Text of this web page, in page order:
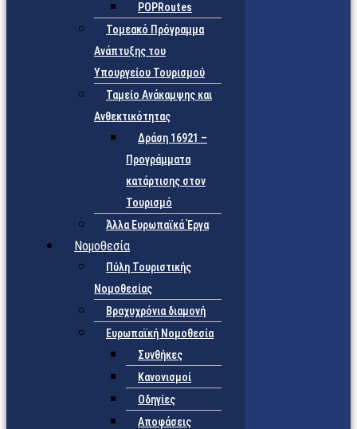
POPRoutes
Τομεακό Πρόγραμμα
Ανάπτυξης του
Υπουργείου Τουρισμού
Ταμείο Ανάκαμψης και
Ανθεκτικότητας
Δράση 16921 –
Προγράμματα
κατάρτισης στον
Τουρισμό
Άλλα Ευρωπαϊκά Έργα
Νομοθεσία
Πύλη Τουριστικής
Νομοθεσίας
Βραχυχρόνια διαμονή
Ευρωπαϊκή Νομοθεσία
Συνθήκες
Κανονισμοί
Οδηγίες
Αποφάσεις